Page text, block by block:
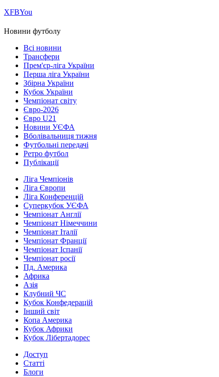
ХFBYou
Новини футболу
Всі новини
Трансфери
Прем'єр-ліга України
Перша ліга України
Збірна України
Кубок України
Чемпіонат світу
Євро-2026
Євро U21
Новини УЄФА
Вболівальниця тижня
Футбольні передачі
Ретро футбол
Публікації
Ліга Чемпіонів
Ліга Європи
Ліга Конференцій
Суперкубок УЄФА
Чемпіонат Англії
Чемпіонат Німеччини
Чемпіонат Італії
Чемпіонат Франції
Чемпіонат Іспанії
Чемпіонат росії
Пд. Америка
Африка
Азія
Клубний ЧС
Кубок Конфедерацій
Інший світ
Копа Америка
Кубок Африки
Кубок Лібертадорес
Доступ
Статті
Блоги